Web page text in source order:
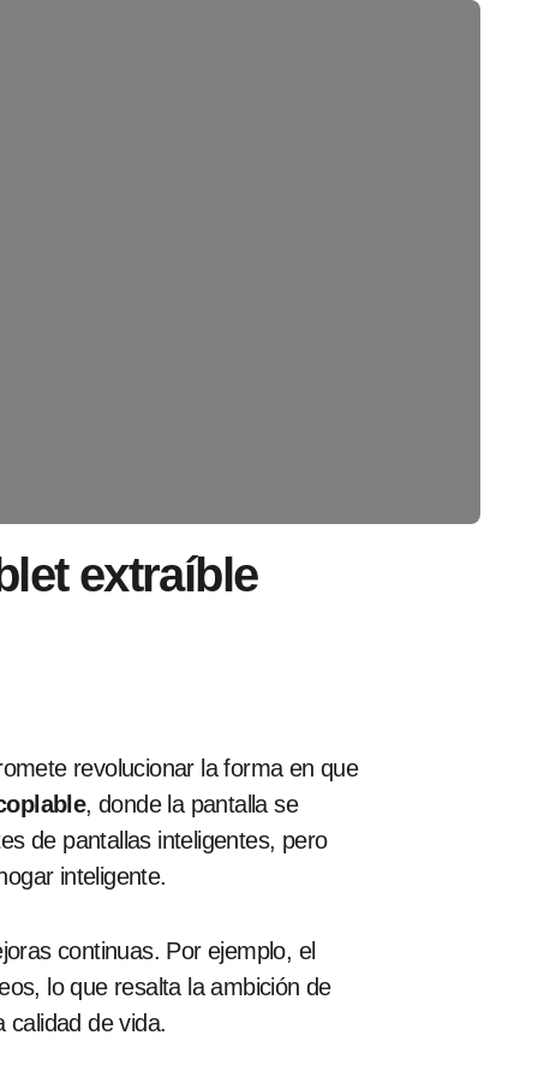
extraíble
revolucionar la forma en que
, donde la pantalla se
de pantallas inteligentes, pero
inteligente.
continuas. Por ejemplo, el
lo que resalta la ambición de
calidad de vida.